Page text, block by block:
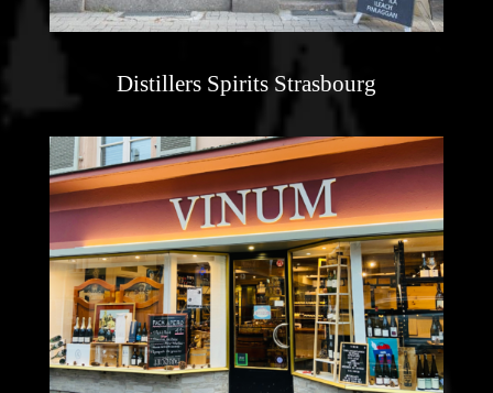
Distillers Spirits Strasbourg